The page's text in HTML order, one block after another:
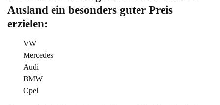
Ausland ein besonders guter Preis
erzielen:
VW
Mercedes
Audi
BMW
Opel